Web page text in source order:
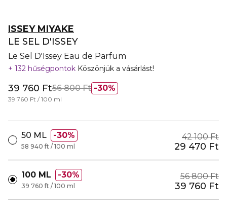
ISSEY MIYAKE
LE SEL D'ISSEY
Le Sel D'Issey Eau de Parfum
132 hűségpontok Köszönjük a vásárlást!
30%
39 760 Ft56 800 Ft
39 760 Ft / 100 ml
50 ML 30% 42 100 Ft
29 470 Ft
58 940 ft / 100 ml
100 ML 30% 56 800 Ft
39 760 Ft
39 760 ft / 100 ml